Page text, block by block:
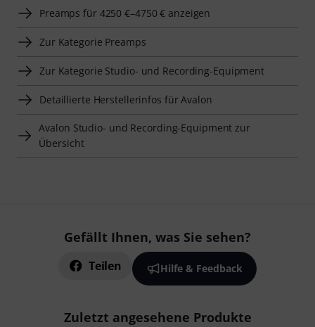
Preamps für 4250 €–4750 € anzeigen
Zur Kategorie Preamps
Zur Kategorie Studio- und Recording-Equipment
Detaillierte Herstellerinfos für Avalon
Avalon Studio- und Recording-Equipment zur
Übersicht
Gefällt Ihnen, was Sie sehen?
Teilen Hilfe & Feedback
Zuletzt angesehene Produkte